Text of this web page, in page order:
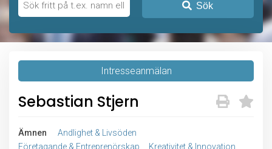
Sök
Intresseanmälan
Sebastian Stjern
Ämnen
Andlighet & Livsöden
Företagande & Entreprenörskap
Kreativitet & Innovation